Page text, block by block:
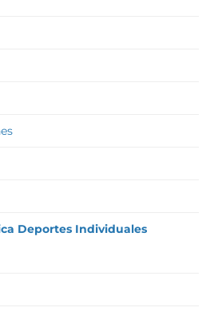
Deportes Individuales